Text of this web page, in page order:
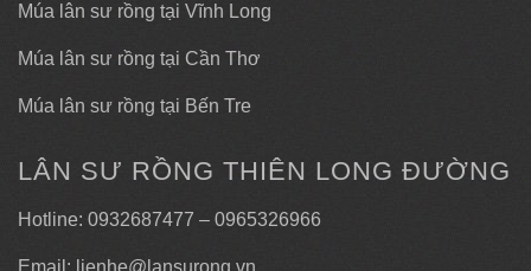
Múa lân sư rồng tại Vĩnh Long
Múa lân sư rồng tại Cần Thơ
Múa lân sư rồng tại Bến Tre
LÂN SƯ RỒNG THIÊN LONG ĐƯỜNG
Hotline: 0932687477 – 0965326966
Email: lienhe@lansurong.vn